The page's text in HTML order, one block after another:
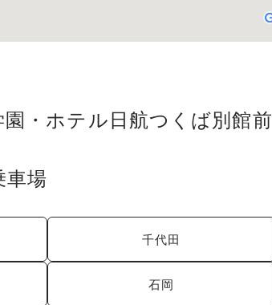
・ホテル日航つくば別館前
車場
千代田
石岡